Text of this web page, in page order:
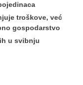
troškove, već
gospodarstvo
u svibnju